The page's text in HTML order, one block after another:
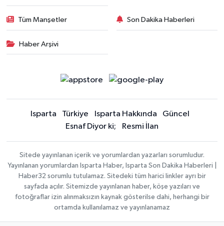
Tüm Manşetler Son Dakika Haberleri
Haber Arşivi
Isparta Türkiye Isparta Hakkında
Güncel
Esnaf Diyor ki;
Resmi İlan
Sitede yayınlanan içerik ve yorumlardan yazarları sorumludur.
Yayınlanan yorumlardan Isparta Haber, Isparta Son Dakika Haberleri |
Haber32 sorumlu tutulamaz. Sitedeki tüm harici linkler ayrı bir
sayfada açılır. Sitemizde yayınlanan haber, köşe yazıları ve
fotoğraflar izin alınmaksızın kaynak gösterilse dahi, herhangi bir
ortamda kullanılamaz ve yayınlanamaz